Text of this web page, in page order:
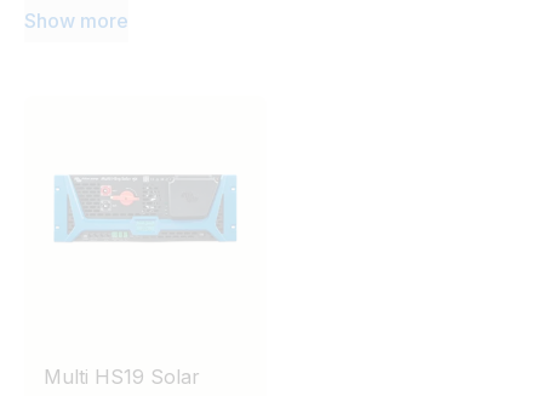
bateriile, oferind o instalare compactă. Cu patru
Show more
Multi HS19 Solar